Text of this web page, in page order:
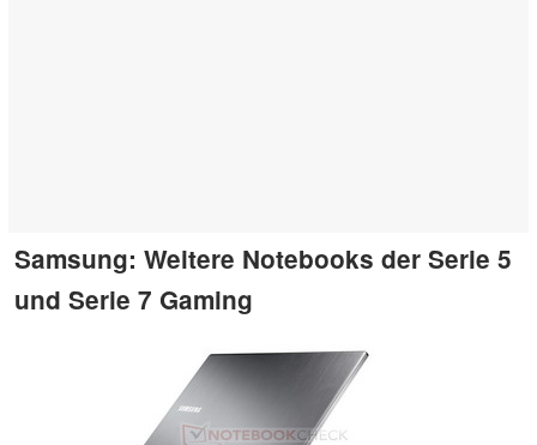
Samsung: Weitere Notebooks der Serie 5
und Serie 7 Gaming